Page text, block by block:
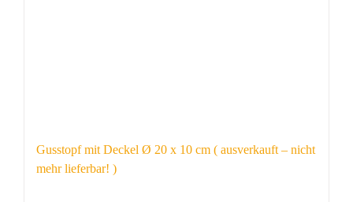
Gusstopf mit Deckel Ø 20 x 10 cm ( ausverkauft – nicht
mehr lieferbar! )